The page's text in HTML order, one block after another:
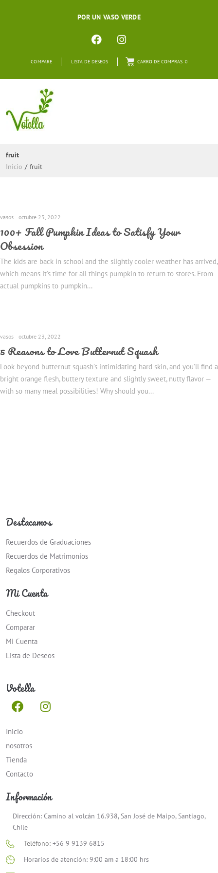
POR UN VASO VERDE
COMPARE LISTA DE DESEOS CARRO DE COMPRAS 0
fruit
Inicio / fruit
vasos octubre 23, 2022
100+ Fall Pumpkin Ideas to Satisfy Your
Obsession
The kids are back in school and the slightly cooler weather has arrived,
which means it’s time for all things pumpkin to return to stores. From
actual pumpkins to pumpkin...
vasos octubre 23, 2022
5 Reasons to Love Butternut Squash
Look beyond butternut squash’s intimidating hard skin, and you’ll find a
bright orange flesh, buttery texture and slightly sweet, nutty flavor —
with so many meal possibilities! Why should you...
Destacamos
Recuerdos de Graduaciones
Recuerdos de Matrimonios
Regalos Corporativos
Mi Cuenta
Checkout
Comparar
Mi Cuenta
Lista de Deseos
Votella
Inicio
nosotros
Tienda
Contacto
Información
Dirección: Camino al volcán 16.938, San José de Maipo, Santiago,
Chile
Teléfono: +56 9 9139 6815
Horarios de atención: 9:00 am a 18:00 hrs